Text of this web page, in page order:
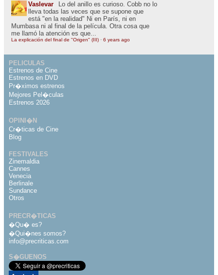
Vaslevar
Lo del anillo es curioso. Cobb no lo
lleva todas las veces que se supone que
está "en la realidad" Ni en París, ni en
Mumbasa ni al final de la película. Otra cosa que
me llamó la atención es que...
La explicación del final de "Origen" (III) · 6 years ago
PELICULAS
Estrenos de Cine
Estrenos en DVD
Pr�ximos estrenos
Mejores Pel�culas
Estrenos 2026
OPINI�N
Cr�ticas de Cine
Blog
FESTIVALES
Zinemaldia
Cannes
Venecia
Berlinale
Sundance
Otros
PRECR�TICAS
�Qu� es?
�Qui�nes somos?
info@precriticas.com
S�GUENOS